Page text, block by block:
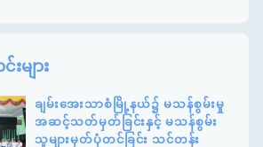
များ
ချမ်းအေးသာစံမြို့နယ်၌ မသန်စွမ်းမှု
အဆင့်သတ်မှတ်ခြင်းနှင့် မသန်စွမ်း
သူများမှတ်ပုံတင်ခြင်း သင်တန်း